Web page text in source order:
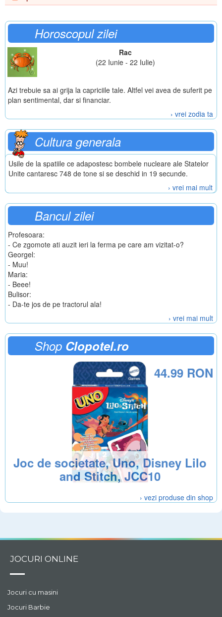
Horoscopul zilei
Rac
(22 Iunie - 22 Iulie)
Azi trebuie sa ai grija la capriciile tale. Altfel vei avea de suferit pe
plan sentimental, dar si financiar.
› vrei zodia ta
Cultura generala
Usile de la spatiile ce adapostesc bombele nucleare ale Statelor
Unite cantaresc 748 de tone si se deschid in 19 secunde.
› vrei mai mult
Bancul zilei
Profesoara:
- Ce zgomote ati auzit ieri la ferma pe care am vizitat-o?
Georgel:
- Muu!
Maria:
- Beee!
Bulisor:
- Da-te jos de pe tractorul ala!
› vrei mai mult
Shop Clopotel.ro
Joc de societate, Uno, Disney Lilo
and Stitch, JCC10
44.99 RON
› vezi produse din shop
JOCURI ONLINE
Jocuri cu masini
Jocuri Barbie